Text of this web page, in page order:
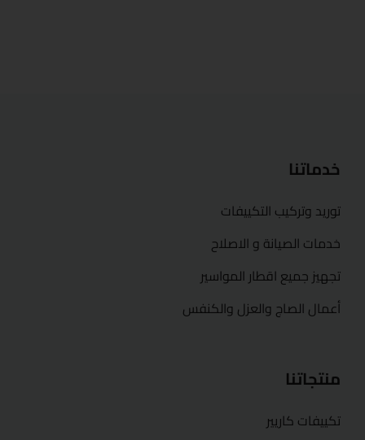
خدماتنا
توريد وتركيب التكييفات
خدمات الصيانة و الاصلاح
تجهيز جميع اقطار المواسير
أعمال الصاج والعزل والكنفس
منتجاتنا
تكييفات كاريير